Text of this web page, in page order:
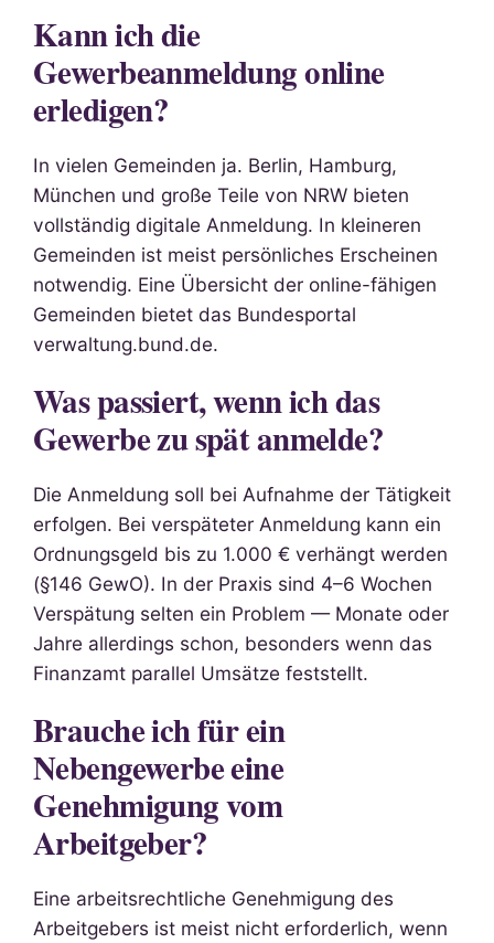
Kann ich die
Gewerbeanmeldung online
erledigen?
In vielen Gemeinden ja. Berlin, Hamburg,
München und große Teile von NRW bieten
vollständig digitale Anmeldung. In kleineren
Gemeinden ist meist persönliches Erscheinen
notwendig. Eine Übersicht der online-fähigen
Gemeinden bietet das Bundesportal
verwaltung.bund.de.
Was passiert, wenn ich das
Gewerbe zu spät anmelde?
Die Anmeldung soll bei Aufnahme der Tätigkeit
erfolgen. Bei verspäteter Anmeldung kann ein
Ordnungsgeld bis zu 1.000 € verhängt werden
(§146 GewO). In der Praxis sind 4–6 Wochen
Verspätung selten ein Problem — Monate oder
Jahre allerdings schon, besonders wenn das
Finanzamt parallel Umsätze feststellt.
Brauche ich für ein
Nebengewerbe eine
Genehmigung vom
Arbeitgeber?
Eine arbeitsrechtliche Genehmigung des
Arbeitgebers ist meist nicht erforderlich, wenn